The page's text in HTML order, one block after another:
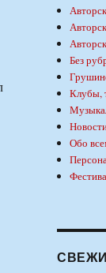
Без
Клубы,
Обо